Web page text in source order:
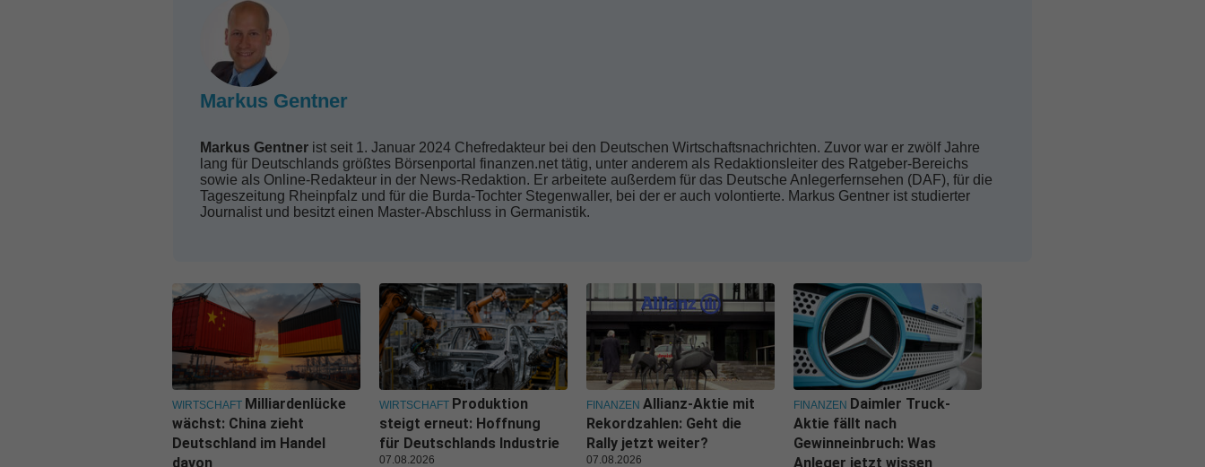
Markus Gentner
Markus Gentner ist seit 1. Januar 2024 Chefredakteur bei den Deutschen Wirtschaftsnachrichten. Zuvor war er zwölf Jahre
lang für Deutschlands größtes Börsenportal finanzen.net tätig, unter anderem als Redaktionsleiter des Ratgeber-Bereichs
sowie als Online-Redakteur in der News-Redaktion. Er arbeitete außerdem für das Deutsche Anlegerfernsehen (DAF), für die
Tageszeitung Rheinpfalz und für die Burda-Tochter Stegenwaller, bei der er auch volontierte. Markus Gentner ist studierter
Journalist und besitzt einen Master-Abschluss in Germanistik.
WIRTSCHAFT Milliardenlücke
wächst: China zieht
Deutschland im Handel
davon
WIRTSCHAFT Produktion
steigt erneut: Hoffnung
für Deutschlands Industrie
07.08.2026
FINANZEN Allianz-Aktie mit
Rekordzahlen: Geht die
Rally jetzt weiter?
07.08.2026
FINANZEN Daimler Truck-
Aktie fällt nach
Gewinneinbruch: Was
Anleger jetzt wissen